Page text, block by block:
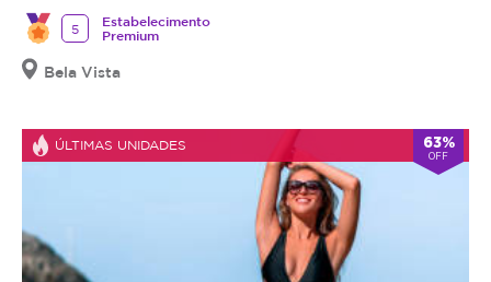
5
Estabelecimento
Premium
Bela Vista
ÚLTIMAS UNIDADES 63%
OFF